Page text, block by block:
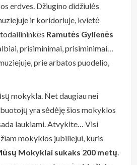
erdves. Džiugino didžiulės
ir koridoriuje, kvietė
Ramutės Gylienės
prisiminimai, prisiminimai…
prie arbatos puodelio,
mokykla. Net daugiau nei
yra sėdėję šios mokyklos
laukiami. Atvykite… Visi
mokyklos jubiliejui, kuris
Mokyklai sukaks 200 metų